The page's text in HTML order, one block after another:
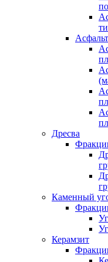
Дресва
Каменный
Керамзит